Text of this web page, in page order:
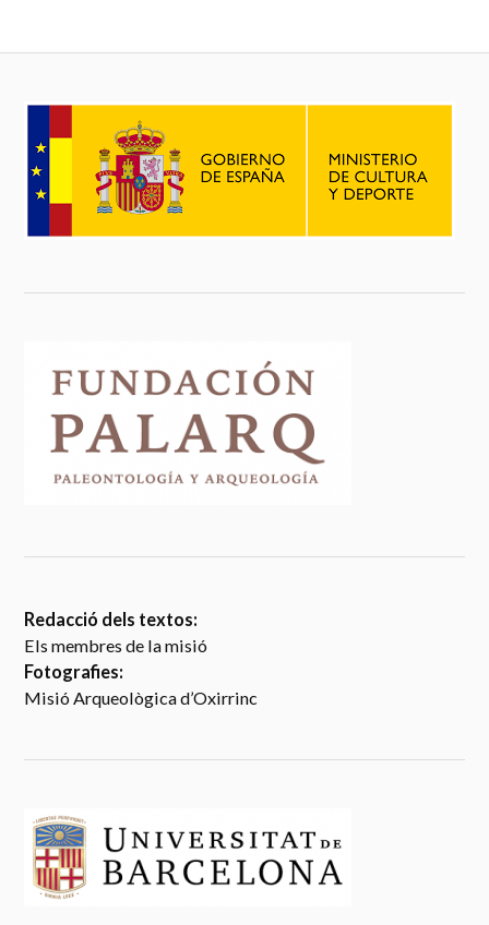
Redacció dels textos:
Els membres de la misió
Fotografies:
Misió Arqueològica d’Oxirrinc